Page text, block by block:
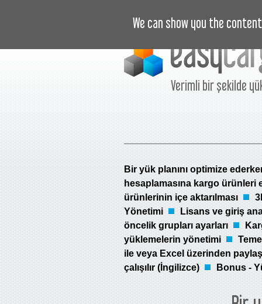
We can show you the
Verimli bir şekilde
Bir yük planını optimize
hesaplamasına kargo ürünleri
ürünlerinin içe aktarılması
Yönetimi
Lisans ve giriş
öncelik grupları ayarları
yüklemelerin yönetimi
ile veya Excel üzerinden
çalışılır (İngilizce)
Bonus -